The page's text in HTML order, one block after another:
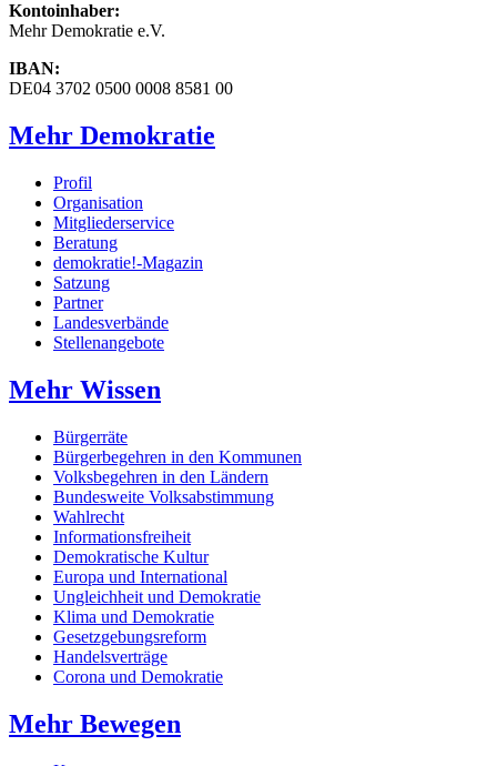
Kontoinhaber:
Mehr Demokratie e.V.
IBAN:
DE04 3702 0500 0008 8581 00
Mehr Demokratie
Profil
Organisation
Mitgliederservice
Beratung
demokratie!-Magazin
Satzung
Partner
Landesverbände
Stellenangebote
Mehr Wissen
Bürgerräte
Bürgerbegehren in den Kommunen
Volksbegehren in den Ländern
Bundesweite Volksabstimmung
Wahlrecht
Informationsfreiheit
Demokratische Kultur
Europa und International
Ungleichheit und Demokratie
Klima und Demokratie
Gesetzgebungsreform
Handelsverträge
Corona und Demokratie
Mehr Bewegen